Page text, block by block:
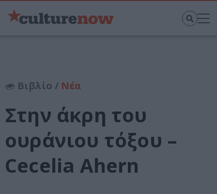
Βιβλίο / Νέα
Στην άκρη του
ουράνιου τόξου –
Cecelia Ahern